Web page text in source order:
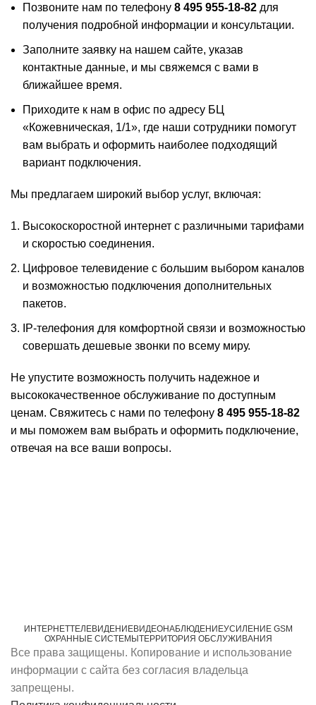
Позвоните нам по телефону 8 495 955-18-82 для
получения подробной информации и консультации.
Заполните заявку на нашем сайте, указав
контактные данные, и мы свяжемся с вами в
ближайшее время.
Приходите к нам в офис по адресу БЦ
«Кожевническая, 1/1», где наши сотрудники помогут
вам выбрать и оформить наиболее подходящий
вариант подключения.
Мы предлагаем широкий выбор услуг, включая:
Высокоскоростной интернет с различными тарифами
и скоростью соединения.
Цифровое телевидение с большим выбором каналов
и возможностью подключения дополнительных
пакетов.
IP-телефония для комфортной связи и возможностью
совершать дешевые звонки по всему миру.
Не упустите возможность получить надежное и
высококачественное обслуживание по доступным
ценам. Свяжитесь с нами по телефону 8 495 955-18-82
и мы поможем вам выбрать и оформить подключение,
отвечая на все ваши вопросы.
ИНТЕРНЕТТЕЛЕВИДЕНИЕВИДЕОНАБЛЮДЕНИЕУСИЛЕНИЕ GSM
ОХРАННЫЕ СИСТЕМЫТЕРРИТОРИЯ ОБСЛУЖИВАНИЯ
Все права защищены. Копирование и использование
информации с сайта без согласия владельца
запрещены.